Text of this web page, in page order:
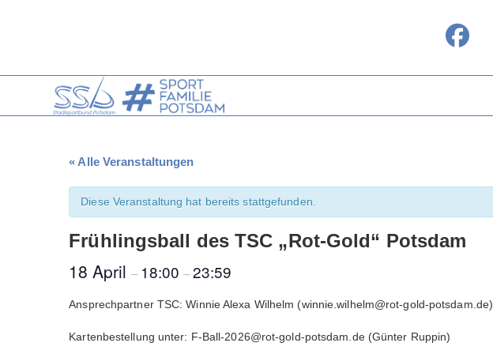
« Alle Veranstaltungen
Diese Veranstaltung hat bereits stattgefunden.
Frühlingsball des TSC „Rot-Gold“ Potsdam
18 April– 18:00–23:59
Ansprechpartner TSC: Winnie Alexa Wilhelm (winnie.wilhelm@rot-gold-potsdam.de)
Kartenbestellung unter: F-Ball-2026@rot-gold-potsdam.de (Günter Ruppin)